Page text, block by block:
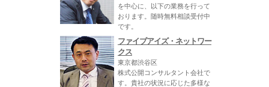
を中心に、以下の業務を行って
おります。随時無料相談受付中
です。
ファイブアイズ・ネットワー
クス
東京都渋谷区
株式公開コンサルタント会社で
す。貴社の状況に応じた多様な